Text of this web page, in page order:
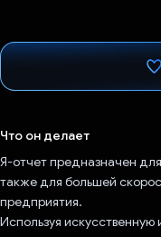
Что он делает
Я-отчет предназначен
также для большей
предприятия.
Используя